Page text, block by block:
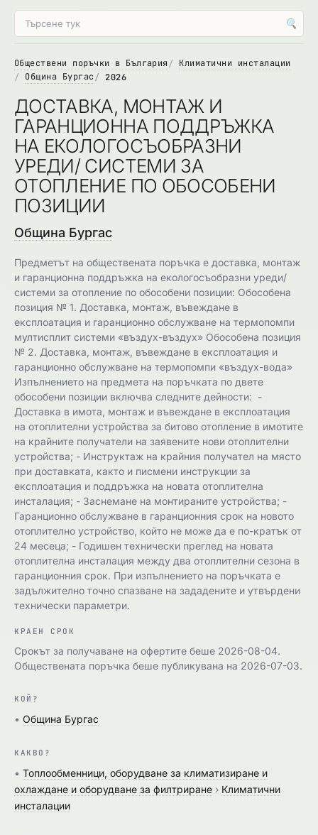
🔍
Обществени поръчки в България
Климатични инсталации
Община Бургас
2026
ДОСТАВКА, МОНТАЖ И
ГАРАНЦИОННА ПОДДРЪЖКА
НА ЕКОЛОГОСЪОБРАЗНИ
УРЕДИ/ СИСТЕМИ ЗА
ОТОПЛЕНИЕ ПО ОБОСОБЕНИ
ПОЗИЦИИ
Община Бургас
Предметът на обществената поръчка е доставка, монтаж
и гаранционна поддръжка на екологосъобразни уреди/
системи за отопление по обособени позиции: Обособена
позиция № 1. Доставка, монтаж, въвеждане в
експлоатация и гаранционно обслужване на термопомпи
мултисплит системи «въздух-въздух» Обособена позиция
№ 2. Доставка, монтаж, въвеждане в експлоатация и
гаранционно обслужване на термопомпи «въздух-вода»
Изпълнението на предмета на поръчката по двете
обособени позиции включва следните дейности: ​​​​​​​ -
Доставка в имота, монтаж и въвеждане в експлоатация
на отоплителни устройства за битово отопление в имотите
на крайните получатели на заявените нови отоплителни
устройства; - Инструктаж на крайния получател на място
при доставката, както и писмени инструкции за
експлоатация и поддръжка на новата отоплителна
инсталация; - Заснемане на монтираните устройства; -
Гаранционно обслужване в гаранционния срок на новото
отоплително устройство, който не може да е по-кратък от
24 месеца; - Годишен технически преглед на новата
отоплителна инсталация между два отоплителни сезона в
гаранционния срок. При изпълнението на поръчката е
задължително точно спазване на зададените и утвърдени
технически параметри.
КРАЕН СРОК
Срокът за получаване на офертите беше 2026-08-04.
Обществената поръчка беше публикувана на 2026-07-03.
КОЙ?
• Община Бургас
КАКВО?
• Топлообменници, оборудване за климатизиране и
охлаждане и оборудване за филтриране › Климатични
инсталации